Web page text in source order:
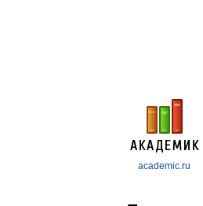
academic.ru